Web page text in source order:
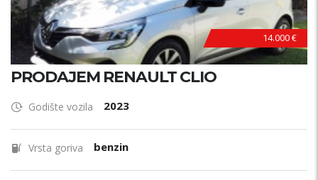
14.000 €
PRODAJEM RENAULT CLIO
Godište vozila 2023
Vrsta goriva benzin